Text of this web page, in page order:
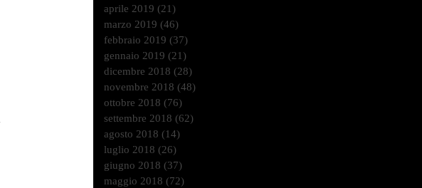
aprile 2019 (21)
marzo 2019 (46)
febbraio 2019 (37)
gennaio 2019 (21)
dicembre 2018 (28)
novembre 2018 (48)
ottobre 2018 (76)
settembre 2018 (62)
agosto 2018 (14)
luglio 2018 (26)
giugno 2018 (37)
maggio 2018 (72)